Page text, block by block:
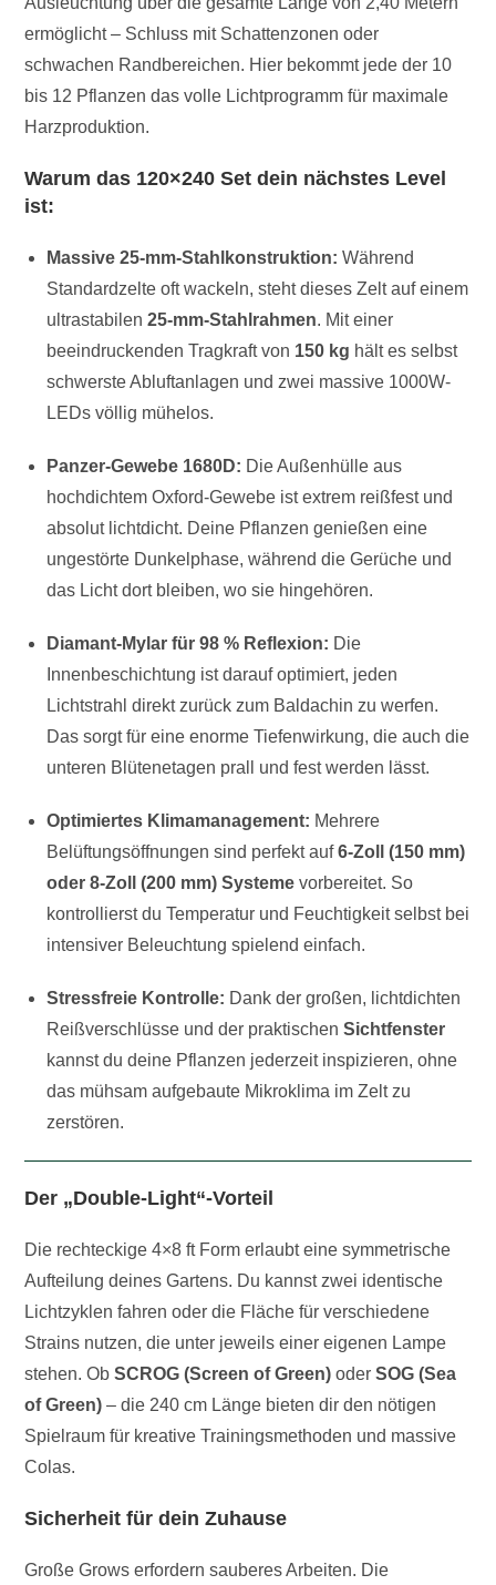
ermöglicht – Schluss mit Schattenzonen oder
schwachen Randbereichen. Hier bekommt jede der 10
bis 12 Pflanzen das volle Lichtprogramm für maximale
Harzproduktion.
Warum das 120×240 Set dein nächstes Level
ist:
Massive 25-mm-Stahlkonstruktion: Während
Standardzelte oft wackeln, steht dieses Zelt auf einem
ultrastabilen25-mm-Stahlrahmen. Mit einer
beeindruckenden Tragkraft von 150 kg hält es selbst
schwerste Abluftanlagen und zwei massive 1000W-
LEDs völlig mühelos.
Panzer-Gewebe 1680D: Die Außenhülle aus
hochdichtem Oxford-Gewebe ist extrem reißfest und
absolut lichtdicht. Deine Pflanzen genießen eine
ungestörte Dunkelphase, während die Gerüche und
das Licht dort bleiben, wo sie hingehören.
Diamant-Mylar für 98 % Reflexion: Die
Innenbeschichtung ist darauf optimiert, jeden
Lichtstrahl direkt zurück zum Baldachin zu werfen.
Das sorgt für eine enorme Tiefenwirkung, die auch die
unteren Blütenetagen prall und fest werden lässt.
Optimiertes Klimamanagement: Mehrere
Belüftungsöffnungen sind perfekt auf6-Zoll (150 mm)
oder 8-Zoll (200 mm) Systeme vorbereitet. So
kontrollierst du Temperatur und Feuchtigkeit selbst bei
intensiver Beleuchtung spielend einfach.
Stressfreie Kontrolle: Dank der großen, lichtdichten
Reißverschlüsse und der praktischenSichtfenster
kannst du deine Pflanzen jederzeit inspizieren, ohne
das mühsam aufgebaute Mikroklima im Zelt zu
zerstören.
Der „Double-Light“-Vorteil
Die rechteckige 4×8 ft Form erlaubt eine symmetrische
Aufteilung deines Gartens. Du kannst zwei identische
Lichtzyklen fahren oder die Fläche für verschiedene
Strains nutzen, die unter jeweils einer eigenen Lampe
stehen. ObSCROG (Screen of Green) oderSOG (Sea
of Green) – die 240 cm Länge bieten dir den nötigen
Spielraum für kreative Trainingsmethoden und massive
Colas.
Sicherheit für dein Zuhause
Große Grows erfordern sauberes Arbeiten. Die